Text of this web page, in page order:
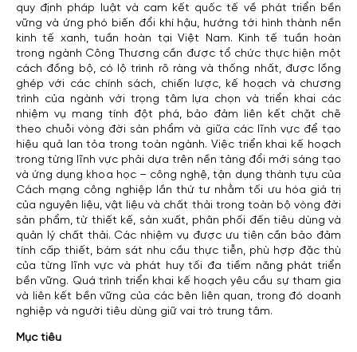
quy định pháp luật và cam kết quốc tế về phát triển bền
vững và ứng phó biến đổi khí hậu, hướng tới hình thành nền
kinh tế xanh, tuần hoàn tại Việt Nam. Kinh tế tuần hoàn
trong ngành Công Thương cần được tổ chức thực hiện một
cách đồng bộ, có lộ trình rõ ràng và thống nhất, được lồng
ghép với các chính sách, chiến lược, kế hoạch và chương
trình của ngành với trọng tâm lựa chọn và triển khai các
nhiệm vụ mang tính đột phá, bảo đảm liên kết chặt chẽ
theo chuỗi vòng đời sản phẩm và giữa các lĩnh vực để tạo
hiệu quả lan tỏa trong toàn ngành. Việc triển khai kế hoạch
trong từng lĩnh vực phải dựa trên nền tảng đổi mới sáng tạo
và ứng dụng khoa học – công nghệ, tận dụng thành tựu của
Cách mạng công nghiệp lần thứ tư nhằm tối ưu hóa giá trị
của nguyên liệu, vật liệu và chất thải trong toàn bộ vòng đời
sản phẩm, từ thiết kế, sản xuất, phân phối đến tiêu dùng và
quản lý chất thải. Các nhiệm vụ được ưu tiên cần bảo đảm
tính cấp thiết, bám sát nhu cầu thực tiễn, phù hợp đặc thù
của từng lĩnh vực và phát huy tối đa tiềm năng phát triển
bền vững. Quá trình triển khai kế hoạch yêu cầu sự tham gia
và liên kết bền vững của các bên liên quan, trong đó doanh
nghiệp và người tiêu dùng giữ vai trò trung tâm.
Mục tiêu